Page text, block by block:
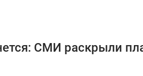
СМИ раскрыли